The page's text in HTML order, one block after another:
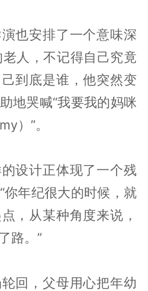
也安排了一个意味深
人，不记得自己究竟
到底是谁，他突然变
地哭喊“我要我的妈咪
）”。
设计正体现了一个残
你年纪很大的时候，就
，从某种角度来说，
路。”
回，父母用心把年幼